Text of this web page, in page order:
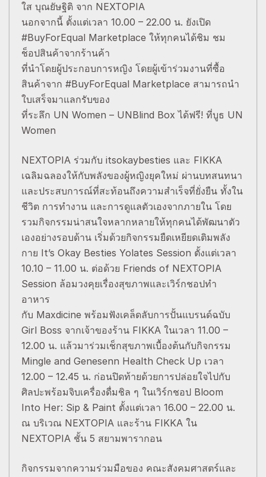
ใส บุณยัษฐิติ จาก NEXTOPIA
นอกจากนี้ ตั้งแต่เวลา 10.00 – 22.00 น. ยังเปิด
#BuyForEqual Marketplace ให้ทุกคนได้ชิม ชม
ช็อปสินค้าจากร้านค้า
ที่นำโดยผู้ประกอบการหญิง โดยผู้เข้าร่วมงานที่ซื้อ
สินค้าจาก #BuyForEqual Marketplace สามารถนำ
ใบเสร็จมาแลกรับของ
ที่ระลึก UN Women – UNBlind Box ได้ฟรี! ที่บูธ UN
Women
NEXTOPIA ร่วมกับ itsokaybesties และ FIKKA
เฉลิมฉลองให้กับพลังของผู้หญิงยุคใหม่ ผ่านบทสนทนา
และประสบการณ์ที่สะท้อนถึงความสำเร็จที่ยั่งยืน ทั้งใน
ชีวิต การทำงาน และการดูแลตัวเองจากภายใน โดย
รวมกิจกรรมน่าสนใจหลากหลายให้ทุกคนได้พัฒนาตัว
เองอย่างรอบด้าน เริ่มด้วยกิจกรรมยืดเหยียดเติมพลัง
กาย It’s Okay Besties Yolates Session ตั้งแต่เวลา
10.10 – 11.00 น. ต่อด้วย Friends of NEXTOPIA
Session ล้อมวงคุยเรื่องสุขภาพและเวิร์กชอปทำ
อาหาร
กับ Maxdicine พร้อมฟังเคล็ดลับการปั้นแบรนด์ฉบับ
Girl Boss จากเจ้าของร้าน FIKKA ในเวลา 11.00 –
12.00 น. แล้วมาร่วมเช็กสุขภาพเบื้องต้นกับกิจกรรม
Mingle and Genesenn Health Check Up เวลา
12.00 – 12.45 น. ก่อนปิดท้ายด้วยการปล่อยใจไปกับ
ศิลปะพร้อมจิบเครื่องดื่มชิล ๆ ในเวิร์กชอป Bloom
Into Her: Sip & Paint ตั้งแต่เวลา 16.00 – 22.00 น.
ณ บริเวณ NEXTOPIA และร้าน FIKKA ใน
NEXTOPIA ชั้น 5 สยามพารากอน
กิจกรรมจากความร่วมมือของ คณะสังคมศาสตร์และ